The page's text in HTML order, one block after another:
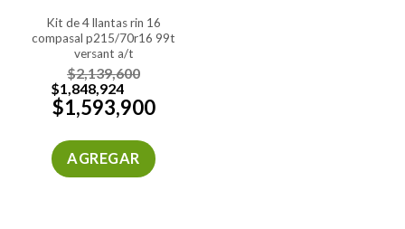
kit de 4 llantas rin 16
compasal p215/70r16 99t
versant a/t
$2,139,600
$1,848,924
$1,593,900
AGREGAR